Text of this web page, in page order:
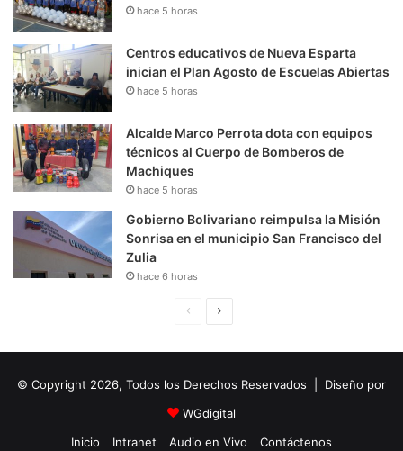
hace 5 horas
Centros educativos de Nueva Esparta
inician el Plan Agosto de Escuelas Abiertas
hace 5 horas
Alcalde Marco Perrota dota con equipos
técnicos al Cuerpo de Bomberos de
Machiques
hace 5 horas
Gobierno Bolivariano reimpulsa la Misión
Sonrisa en el municipio San Francisco del
Zulia
hace 6 horas
i
n
a
u
i
e
© Copyright 2026, Todos los Derechos Reservados | Diseño por
WGdigital
Inicio
Intranet Audio en Vivo Contáctenos